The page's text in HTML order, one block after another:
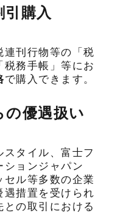
購入
連刊行物等の「税
務手帳」等にお
で購入できます。
優遇扱い
タイル、富士フ
ションジャパン
ル等多数の企業
遇措置を受けられ
との取引における